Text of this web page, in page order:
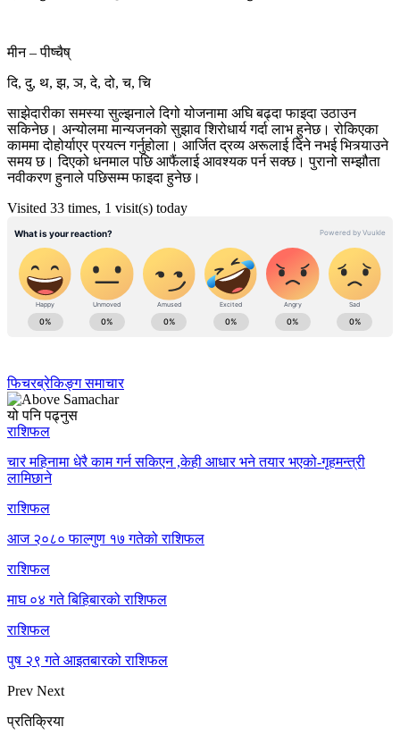
मीन – पीष्चैष्
दि, दु, थ, झ, ञ, दे, दो, च, चि
साझेदारीका समस्या सुल्झनाले दिगो योजनामा अघि बढ्दा फाइदा उठाउन
सकिनेछ। अन्योलमा मान्यजनको सुझाव शिरोधार्य गर्दा लाभ हुनेछ। रोकिएका
काममा दोहोर्याएर प्रयत्न गर्नुहोला। आर्जित द्रव्य अरूलाई दिने नभई भित्र्याउने
समय छ। दिएको धनमाल पछि आफैंलाई आवश्यक पर्न सक्छ। पुरानो सम्झौता
नवीकरण हुनाले पछिसम्म फाइदा हुनेछ।
Visited 33 times, 1 visit(s) today
फिचरब्रेकिङ्ग समाचार
यो पनि पढ्नुस
राशिफल
चार महिनामा धेरै काम गर्न सकिएन ,केही आधार भने तयार भएको-गृहमन्त्री
लामिछाने
राशिफल
आज २०८० फाल्गुण १७ गतेको राशिफल
राशिफल
माघ ०४ गते बिहिबारको राशिफल
राशिफल
पुष २९ गते आइतबारको राशिफल
Prev Next
प्रतिक्रिया